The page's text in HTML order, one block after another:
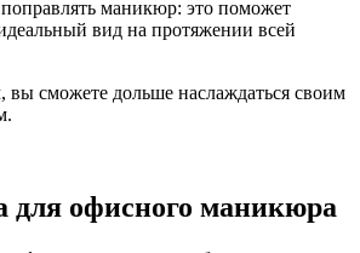
маникюр: это поможет
вид на протяжении всей
вы сможете дольше наслаждаться своим
для офисного маникюра